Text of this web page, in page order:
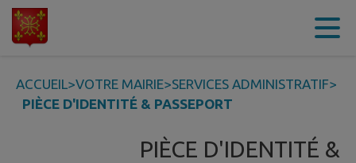
Contenu
ACCUEIL>VOTRE MAIRIE>SERVICES ADMINISTRATIF>
PIÈCE D'IDENTITÉ & PASSEPORT
PIÈCE D'IDENTITÉ &